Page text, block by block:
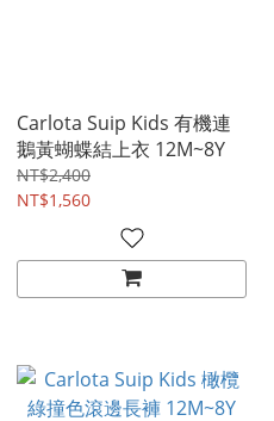
Carlota Suip Kids 有機連
鵝黃蝴蝶結上衣 12M~8Y
NT$2,400
NT$1,560